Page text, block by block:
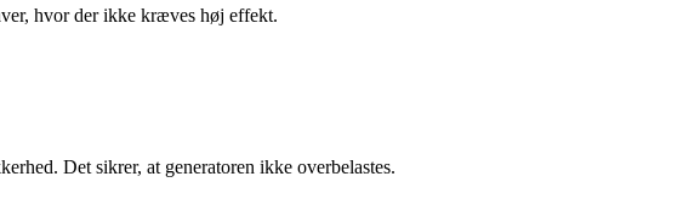
hvor der ikke kræves høj effekt.
Det sikrer, at generatoren ikke overbelastes.